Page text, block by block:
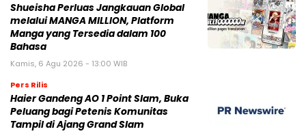
Shueisha Perluas Jangkauan Global
melalui MANGA MILLION, Platform
Manga yang Tersedia dalam 100
Bahasa
Kamis, 6 Agu 2026 - 13:00 WIB
Pers Rilis
Haier Gandeng AO 1 Point Slam, Buka
Peluang bagi Petenis Komunitas
Tampil di Ajang Grand Slam